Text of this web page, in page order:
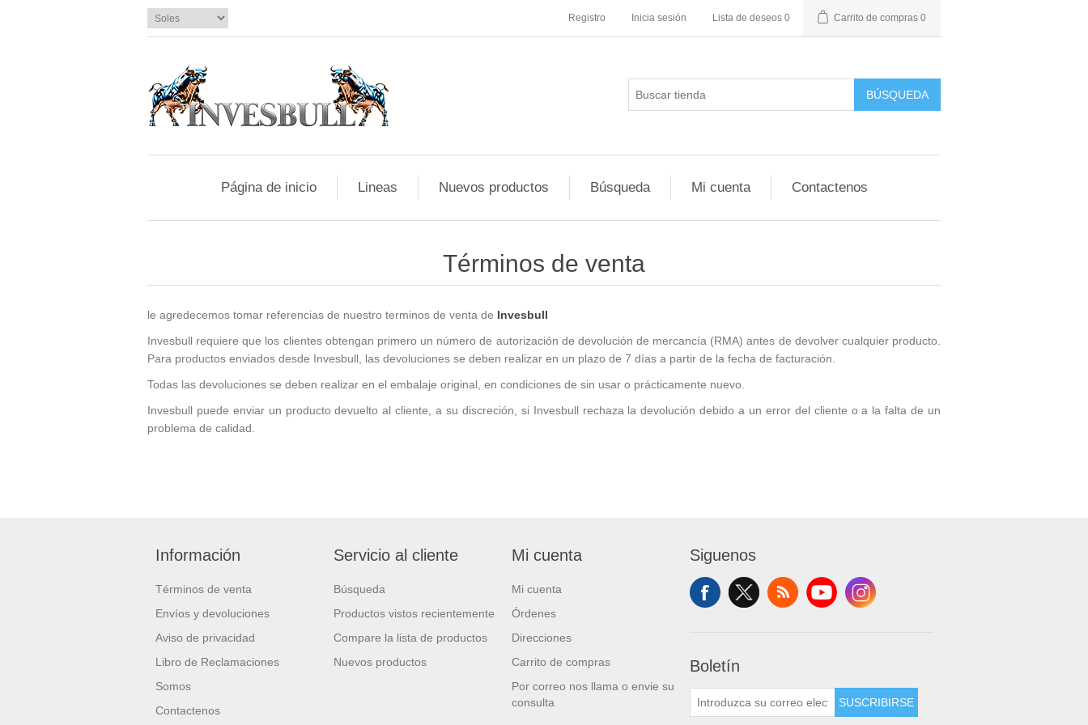
Registro Inicia sesión Lista de deseos 0 Carrito de compras 0
BÚSQUEDA
Página de inicio Lineas Nuevos productos Búsqueda Mi cuenta Contactenos
Términos de venta
le agredecemos tomar referencias de nuestro terminos de venta de Invesbull
Invesbull requiere que los clientes obtengan primero un número de autorización de devolución de mercancía (RMA)antes de devolver cualquier producto.
Para productos enviados desde Invesbull, las devoluciones se deben realizar en un plazo de 7 días a partir de la fecha de facturación.
Todas las devoluciones se deben realizar en el embalaje original, en condiciones de sin usar o prácticamente nuevo.
Invesbull puede enviar un producto devuelto al cliente, a su discreción, si Invesbull rechaza la devolución debido a un error del cliente o a la falta de un
problema de calidad.
Información
Términos de venta
Envíos y devoluciones
Aviso de privacidad
Libro de Reclamaciones
Somos
Contactenos
Servicio al cliente
Búsqueda
Productos vistos recientemente
Compare la lista de productos
Nuevos productos
Mi cuenta
Mi cuenta
Órdenes
Direcciones
Carrito de compras
Por correo nos llama o envie su
consulta
Siguenos
Boletín
SUSCRIBIRSE